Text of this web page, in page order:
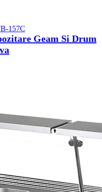
157C
Geam Si Drum